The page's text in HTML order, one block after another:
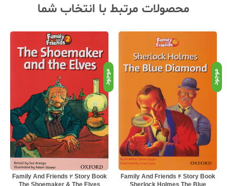
محصولات مرتبط با انتخاب شما
موجود
Family And Friends 4 Story Book
موجود
Family And Friends 2 Story Book